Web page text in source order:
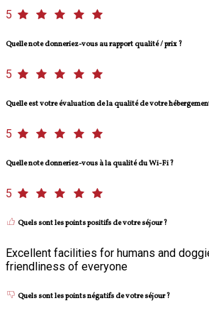
5
Quelle note donneriez-vous au rapport qualité / prix ?
5
Quelle est votre évaluation de la qualité de votre
5
Quelle note donneriez-vous à la qualité du Wi-Fi ?
5
Quels sont les points positifs de votre séjour ?
Excellent facilities for humans and
friendliness of everyone
Quels sont les points négatifs de votre séjour ?